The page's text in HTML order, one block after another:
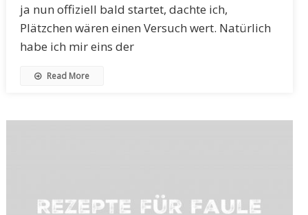
ja nun offiziell bald startet, dachte ich,
Plätzchen wären einen Versuch wert. Natürlich
habe ich mir eins der
Read More